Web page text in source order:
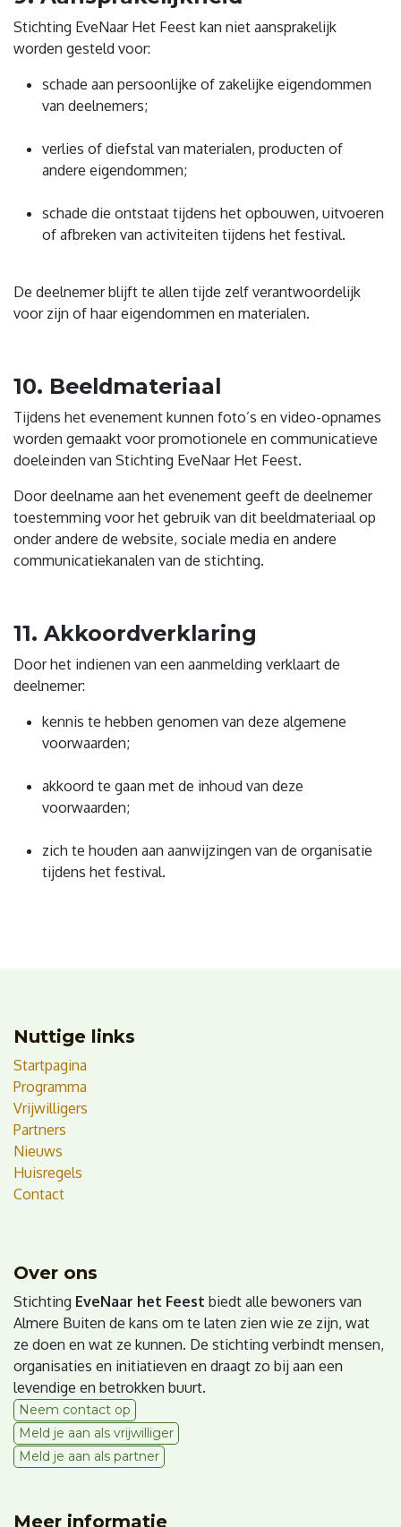
Stichting EveNaar Het Feest kan niet aansprakelijk
worden gesteld voor:
schade aan persoonlijke of zakelijke eigendommen
van deelnemers;
verlies of diefstal van materialen, producten of
andere eigendommen;
schade die ontstaat tijdens het opbouwen, uitvoeren
of afbreken van activiteiten tijdens het festival.
De deelnemer blijft te allen tijde zelf verantwoordelijk
voor zijn of haar eigendommen en materialen.
10. Beeldmateriaal
Tijdens het evenement kunnen foto’s en video-opnames
worden gemaakt voor promotionele en communicatieve
doeleinden van Stichting EveNaar Het Feest.
Door deelname aan het evenement geeft de deelnemer
toestemming voor het gebruik van dit beeldmateriaal op
onder andere de website, sociale media en andere
communicatiekanalen van de stichting.
11. Akkoordverklaring
Door het indienen van een aanmelding verklaart de
deelnemer:
kennis te hebben genomen van deze algemene
voorwaarden;
akkoord te gaan met de inhoud van deze
voorwaarden;
zich te houden aan aanwijzingen van de organisatie
tijdens het festival.
Nuttige links
Startpagina
Programma
Vrijwilligers
Partners
Nieuws
Huisregels
Contact
Over ons
Stichting EveNaar het Feest biedt alle bewoners van
Almere Buiten de kans om te laten zien wie ze zijn, wat
ze doen en wat ze kunnen. De stichting verbindt mensen,
organisaties en initiatieven en draagt zo bij aan een
levendige en betrokken buurt.
Neem contact op
Meld je aan als vrijwilliger
Meld je aan als partner
Meer informatie